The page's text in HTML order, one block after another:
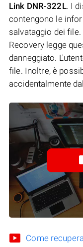
Link DNR-322L. I
contengono le
salvataggio dei file.
Recovery legge
danneggiato.
file. Inoltre, è
accidentalmente
Come